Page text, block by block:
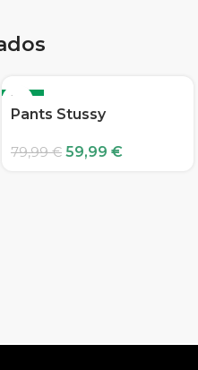
-25%
Pants Stussy
79,99€ 59,99 €